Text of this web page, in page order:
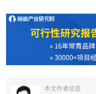
本文作者信息